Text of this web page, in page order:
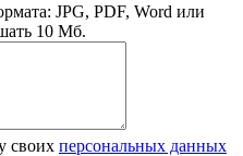
JPG, PDF, Word или
10 Мб.
своих персональных данных